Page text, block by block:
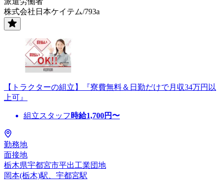
株式会社日本ケイテム/793a
【トラクターの組立】『寮費無料＆日勤だけで月収34万円以
上可』
組立スタッフ 時給1,700円〜
勤務地
面接地
栃木県宇都宮市平出工業団地
岡本(栃木)駅、宇都宮駅